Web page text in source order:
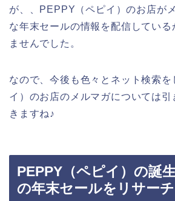
が、、PEPPY（ペピイ）のお店が
な年末セールの情報を配信している
ませんでした。
なので、今後も色々とネット検索
イ）のお店のメルマガについては引
きますね♪
PEPPY（ペピイ）の誕
の年末セールをリサー